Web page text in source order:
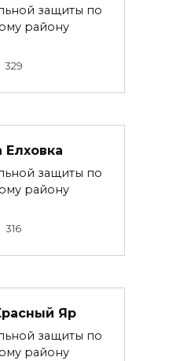
защиты по
району
329
защиты по
району
316
Яр
защиты по
району